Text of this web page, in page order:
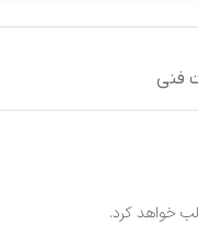
فنی
خواهد کرد.